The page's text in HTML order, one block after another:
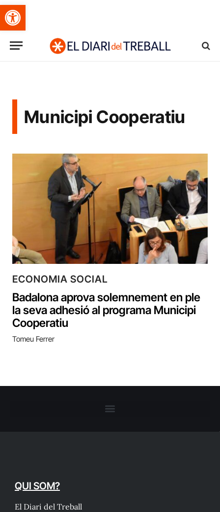
Obre la barra d'eines
Municipi Cooperatiu
ECONOMIA SOCIAL
Badalona aprova solemnement en ple
la seva adhesió al programa Municipi
Cooperatiu
Tomeu Ferrer
QUI SOM?
El Diari del Treball